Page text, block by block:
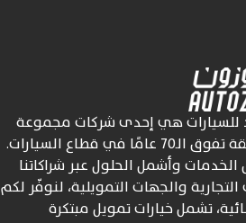
للسياراتهي إحدى شركاتمجموعة
تفوقالـ70
عامًا في قطاع السيارات.
وأشمل الحلول عبر شراكاتنا
التجارية والجهات التمويلية، لنوفّر لكم
تشمل خيارات تمويل مبتكرة